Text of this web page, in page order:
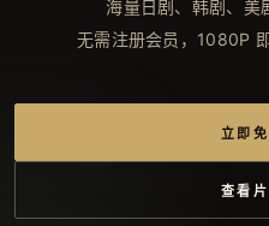
海量日剧、韩剧、美
无需注册会员，1080P
立即
查看